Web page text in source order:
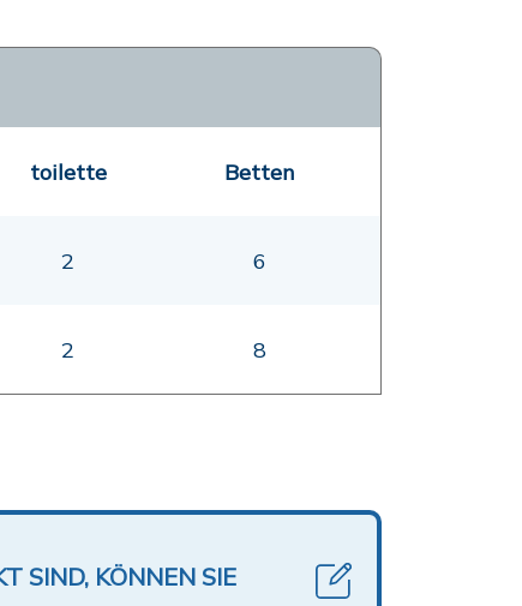
toilette Betten
2 6
2 8
SIND, KÖNNEN SIE